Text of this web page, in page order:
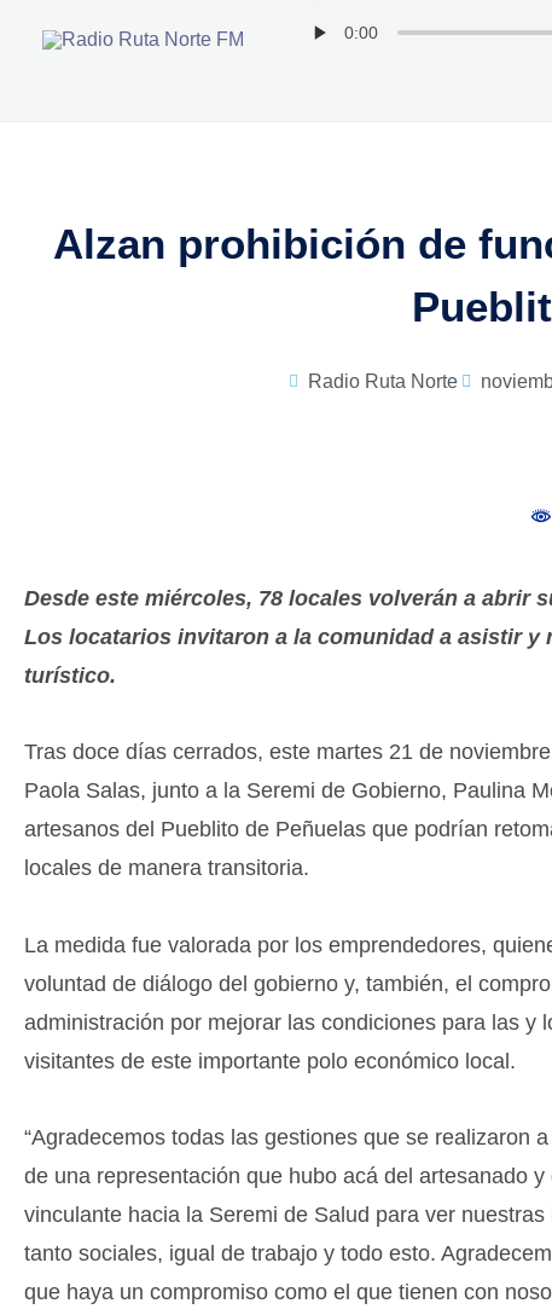
Alzan prohibición de
Radio Ruta Norte
Desde este miércoles, 78 locales volverán a abrir
Los locatarios invitaron a la comunidad a asistir y
turístico.
Tras doce días cerrados, este martes 21 de
Paola Salas, junto a la Seremi de Gobierno, Paulina
artesanos del Pueblito de Peñuelas que podrían
locales de manera transitoria.
La medida fue valorada por los emprendedores,
voluntad de diálogo del gobierno y, también, el
administración por mejorar las condiciones para las y
visitantes de este importante polo económico local.
“Agradecemos todas las gestiones que se realizaron
de una representación que hubo acá del artesanado y
vinculante hacia la Seremi de Salud para ver nuestras
tanto sociales, igual de trabajo y todo esto.
que haya un compromiso como el que tienen con